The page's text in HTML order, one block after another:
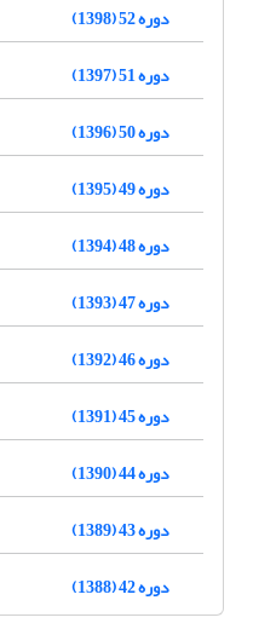
دوره 52 (1398)
دوره 51 (1397)
دوره 50 (1396)
دوره 49 (1395)
دوره 48 (1394)
دوره 47 (1393)
دوره 46 (1392)
دوره 45 (1391)
دوره 44 (1390)
دوره 43 (1389)
دوره 42 (1388)